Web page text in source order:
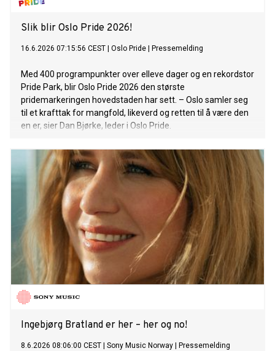
Slik blir Oslo Pride 2026!
16.6.2026 07:15:56 CEST Oslo Pride Pressemelding
Med 400 programpunkter over elleve dager og en rekordstor
Pride Park, blir Oslo Pride 2026 den største
pridemarkeringen hovedstaden har sett. – Oslo samler seg
til et krafttak for mangfold, likeverd og retten til å være den
en er, sier Dan Bjørke, leder i Oslo Pride.
Ingebjørg Bratland er her – her og no!
8.6.2026 08:06:00 CEST Sony Music Norway Pressemelding